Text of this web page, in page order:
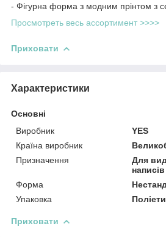
- Фігурна форма з модним прінтом з
Просмотреть весь ассортимент >>>>
Приховати
Характеристики
Основні
Виробник
YES
Країна виробник
Призначення
Для
написів
Форма
Упаковка
Приховати